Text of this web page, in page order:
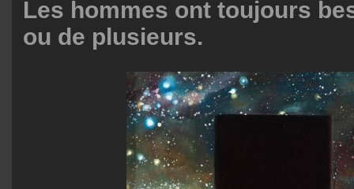
Les hommes ont toujours
ou de plusieurs.